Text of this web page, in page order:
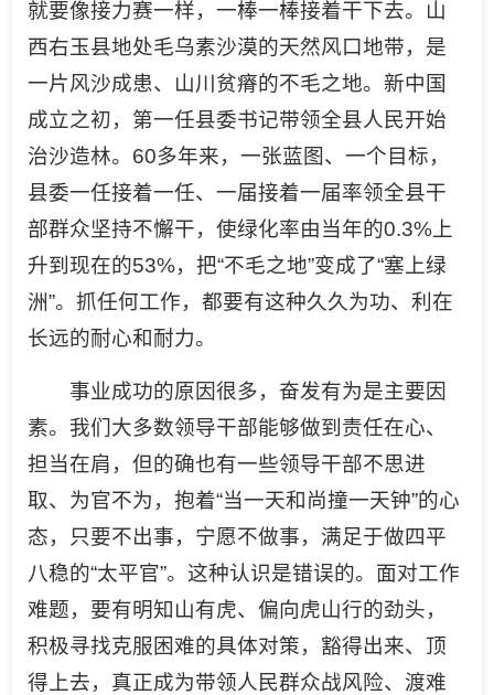
就要像接力赛一样，一棒一棒接着干下去。山
西右玉县地处毛乌素沙漠的天然风口地带，是
一片风沙成患、山川贫瘠的不毛之地。新中国
成立之初，第一任县委书记带领全县人民开始
治沙造林。60多年来，一张蓝图、一个目标，
县委一任接着一任、一届接着一届率领全县干
部群众坚持不懈干，使绿化率由当年的0.3%上
升到现在的53%，把“不毛之地”变成了“塞上绿
洲”。抓任何工作，都要有这种久久为功、利在
长远的耐心和耐力。
事业成功的原因很多，奋发有为是主要因
素。我们大多数领导干部能够做到责任在心、
担当在肩，但的确也有一些领导干部不思进
取、为官不为，抱着“当一天和尚撞一天钟”的心
态，只要不出事，宁愿不做事，满足于做四平
八稳的“太平官”。这种认识是错误的。面对工作
难题，要有明知山有虎、偏向虎山行的劲头，
积极寻找克服困难的具体对策，豁得出来、顶
得上去，真正成为带领人民群众战风险、渡难